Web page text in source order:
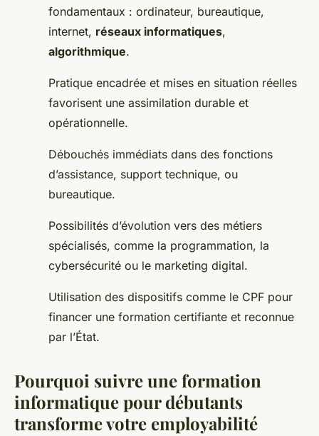
fondamentaux : ordinateur, bureautique,
internet, réseaux informatiques,
algorithmique.
Pratique encadrée et mises en situation réelles
favorisent une assimilation durable et
opérationnelle.
Débouchés immédiats dans des fonctions
d’assistance, support technique, ou
bureautique.
Possibilités d’évolution vers des métiers
spécialisés, comme la programmation, la
cybersécurité ou le marketing digital.
Utilisation des dispositifs comme le CPF pour
financer une formation certifiante et reconnue
par l’État.
Pourquoi suivre une formation
informatique pour débutants
transforme votre employabilité